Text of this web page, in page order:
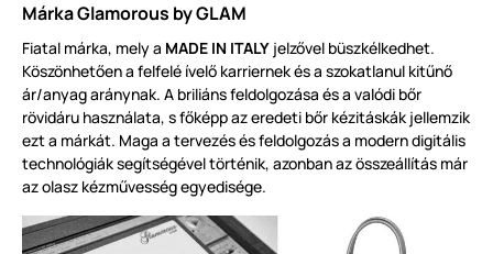
Márka Glamorous by GLAM
Fiatal márka, mely a MADE IN ITALY jelzővel büszkélkedhet.
Köszönhetően a felfelé ívelő karriernek és a szokatlanul kitűnő
ár/anyag aránynak. A briliáns feldolgozása és a valódi bőr
rövidáru használata, s főképp az eredeti bőr kézitáskák jellemzik
ezt a márkát. Maga a tervezés és feldolgozás a modern digitális
technológiák segítségével történik, azonban az összeállítás már
az olasz kézművesség egyedisége.